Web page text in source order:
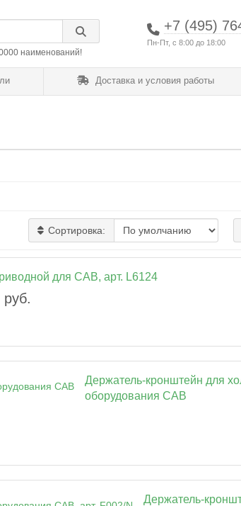
+7 (495)
Пн-Пт, с 8:00 до 18:00
наименований!
Доставка и условия работы
Сортировка:
для CAB, арт. L6124
руб.
Держатель-кронштейн для
оборудования CAB
Держатель-